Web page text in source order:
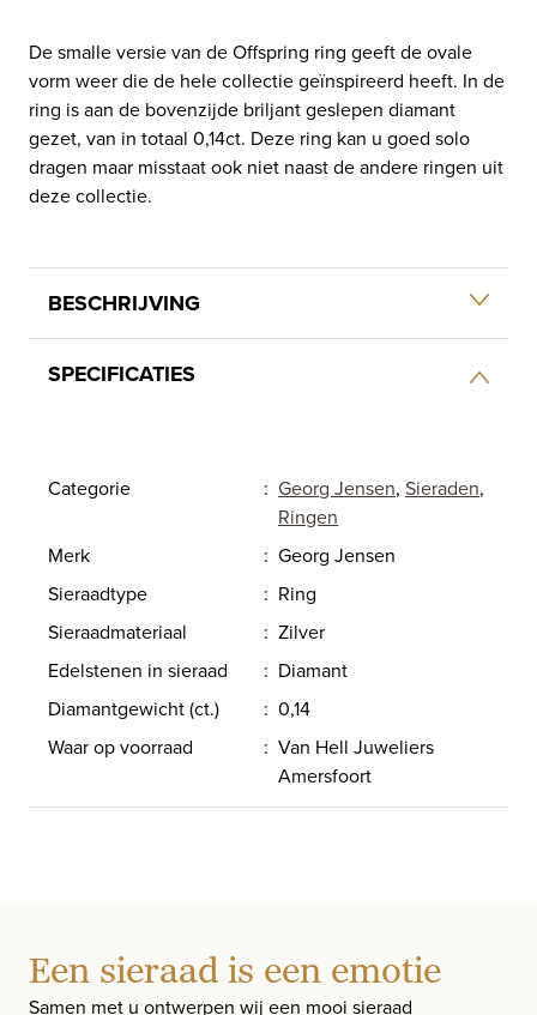
De smalle versie van de Offspring ring geeft de ovale
vorm weer die de hele collectie geïnspireerd heeft. In de
ring is aan de bovenzijde briljant geslepen diamant
gezet, van in totaal 0,14ct. Deze ring kan u goed solo
dragen maar misstaat ook niet naast de andere ringen uit
deze collectie.
BESCHRIJVING
SPECIFICATIES
Categorie : Georg Jensen, Sieraden,
Ringen
Merk
: Georg Jensen
Sieraadtype
: Ring
Sieraadmateriaal
: Zilver
Edelstenen in sieraad
: Diamant
Diamantgewicht (ct.)
: 0,14
Waar op voorraad
: Van Hell Juweliers
Amersfoort
Een sieraad is een emotie
Samen met u ontwerpen wij een mooi sieraad